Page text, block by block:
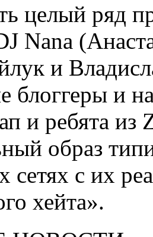
целый ряд
Nana
и
блоггеры и
и ребята из
образ
сетях с их
хейта».